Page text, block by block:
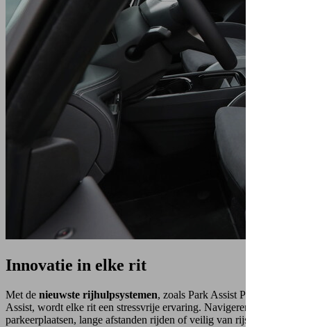
Innovatie in elke rit
Met de nieuwste rijhulpsystemen, zoals Park Assist Plus en Travel
Assist, wordt elke rit een stressvrije ervaring. Navigeren in krappe
parkeerplaatsen, lange afstanden rijden of veilig van rijstrook